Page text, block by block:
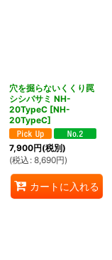
穴を掘らないくくり罠
シシバサミ NH-
20TypeC [NH-
20TypeC]
7,900円(税別)
(税込 : 8,690円)
カートに入れる